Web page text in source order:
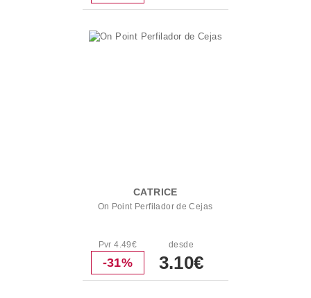
CATRICE
On Point Perfilador de Cejas
Pvr 4.49€
-31%
desde
3.10€